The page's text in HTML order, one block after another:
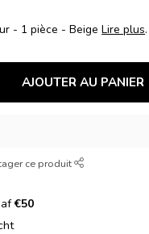
- 1 pièce - BeigeLire plus.
AJOUTER AU PANIER
ce produit
€50